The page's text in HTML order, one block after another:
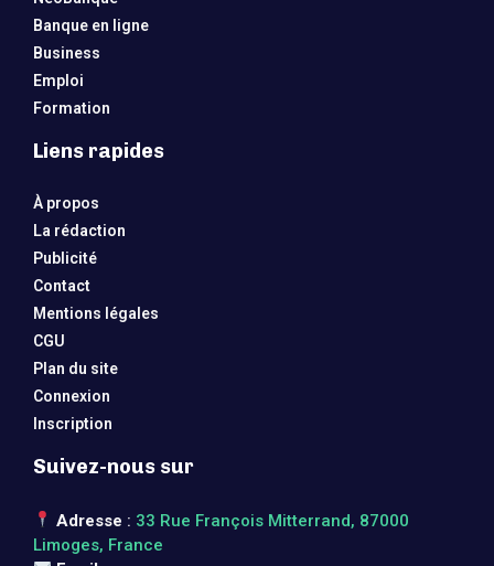
Banque en ligne
Business
Emploi
Formation
Liens rapides
À propos
La rédaction
Publicité
Contact
Mentions légales
CGU
Plan du site
Connexion
Inscription
Suivez-nous sur
Adresse : 33 Rue François Mitterrand, 87000
Limoges, France